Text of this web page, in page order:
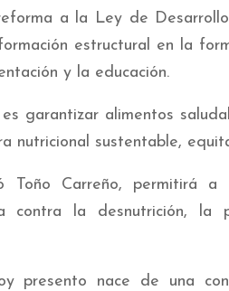
a la Ley de
estructural en la
y la educación.
garantizar alimentos
nutricional sustentable,
Toño Carreño, permitirá a
contra la desnutrición, la
presento nace de una